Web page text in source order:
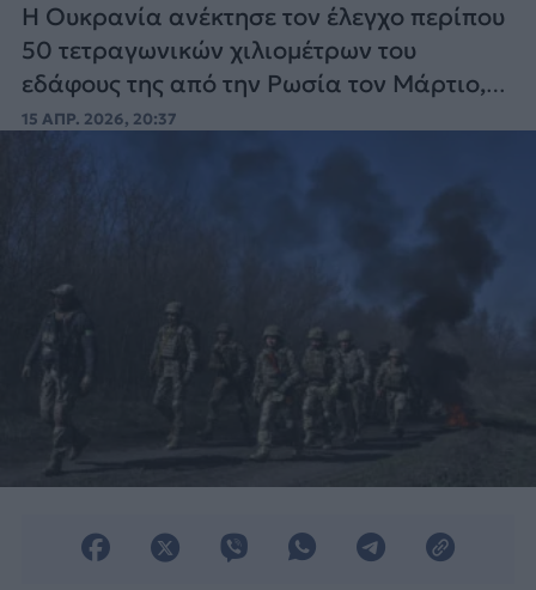
Η Ουκρανία ανέκτησε τον έλεγχο περίπου
50 τετραγωνικών χιλιομέτρων του
εδάφους της από την Ρωσία τον Μάρτιο,
ανακοίνωσε ο αρχηγός του ουκρανικού
στρατού.
15 ΑΠΡ. 2026, 20:37